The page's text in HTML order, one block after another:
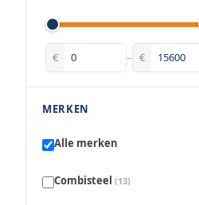
€ – €
MERKEN
Alle merken
Combisteel (13)